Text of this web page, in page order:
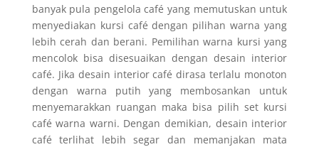
banyak pula pengelola café yang memutuskan untuk
menyediakan kursi café dengan pilihan warna yang
lebih cerah dan berani. Pemilihan warna kursi yang
mencolok bisa disesuaikan dengan desain interior
café. Jika desain interior café dirasa terlalu monoton
dengan warna putih yang membosankan untuk
menyemarakkan ruangan maka bisa pilih set kursi
café warna warni. Dengan demikian, desain interior
café terlihat lebih segar dan memanjakan mata